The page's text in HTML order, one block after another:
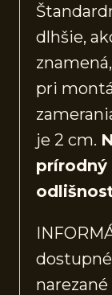
dlhšie,
pri
je 2 cm.